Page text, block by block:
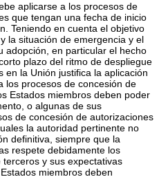
aplicarse a los procesos de
que tengan una fecha de inicio
Teniendo en cuenta el objetivo
la situación de emergencia y el
adopción, en particular el hecho
plazo del ritmo de despliegue
en la Unión justifica la aplicación
los procesos de concesión de
Estados miembros deben poder
o algunas de sus
de concesión de autorizaciones
la autoridad pertinente no
definitiva, siempre que la
respete debidamente los
y sus expectativas
miembros deben